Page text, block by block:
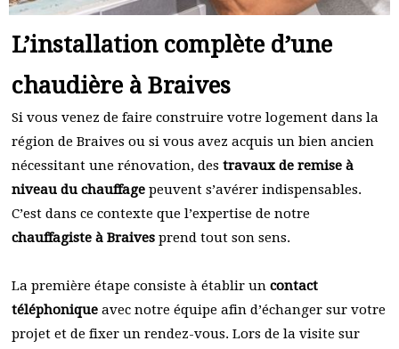
L’installation complète d’une
chaudière à Braives
Si vous venez de faire construire votre logement dans la
région de Braives ou si vous avez acquis un bien ancien
nécessitant une rénovation, des travaux de remise à
niveau du chauffage peuvent s’avérer indispensables.
C’est dans ce contexte que l’expertise de notre
chauffagiste à Braives prend tout son sens.
La première étape consiste à établir un contact
téléphonique avec notre équipe afin d’échanger sur votre
projet et de fixer un rendez-vous. Lors de la visite sur